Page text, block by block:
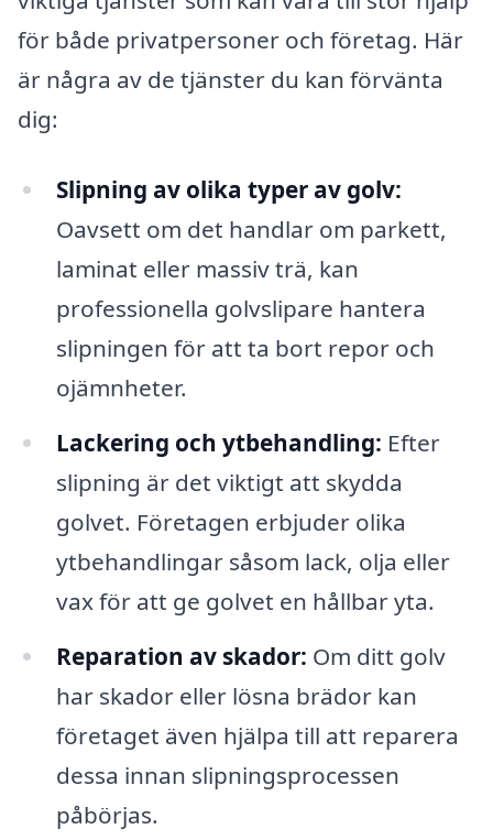
för både privatpersoner och företag. Här
är några av de tjänster du kan förvänta
dig:
Slipning av olika typer av golv:
Oavsett om det handlar om parkett,
laminat eller massiv trä, kan
professionella golvslipare hantera
slipningen för att ta bort repor och
ojämnheter.
Lackering och ytbehandling: Efter
slipning är det viktigt att skydda
golvet. Företagen erbjuder olika
ytbehandlingar såsom lack, olja eller
vax för att ge golvet en hållbar yta.
Reparation av skador: Om ditt golv
har skador eller lösna brädor kan
företaget även hjälpa till att reparera
dessa innan slipningsprocessen
påbörjas.